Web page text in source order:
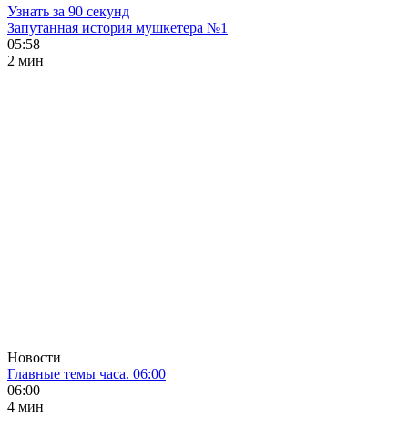
Узнать за 90 секунд
Запутанная история мушкетера №1
05:58
2 мин
Новости
Главные темы часа. 06:00
06:00
4 мин